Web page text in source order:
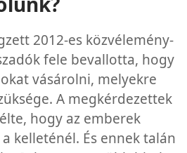
2012-es közvélemény-
fele bevallotta, hogy
vásárolni, melyekre
A megkérdezettek
hogy az emberek
kelleténél. És ennek talán